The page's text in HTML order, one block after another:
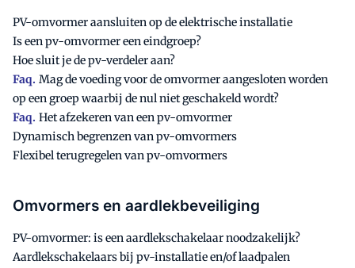
PV-omvormer aansluiten op de elektrische installatie
Is een pv-omvormer een eindgroep?
Hoe sluit je de pv-verdeler aan?
Faq. Mag de voeding voor de omvormer aangesloten worden
op een groep waarbij de nul niet geschakeld wordt?
Faq. Het afzekeren van een pv-omvormer
Dynamisch begrenzen van pv-omvormers
Flexibel terugregelen van pv-omvormers
Omvormers en aardlekbeveiliging
PV-omvormer: is een aardlekschakelaar noodzakelijk?
Aardlekschakelaars bij pv-installatie en/of laadpalen